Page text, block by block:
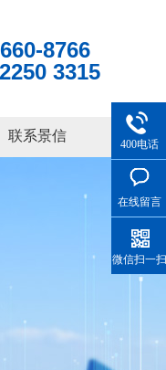
8766
3315
联系景信
400电话
在线留言
微信扫一扫